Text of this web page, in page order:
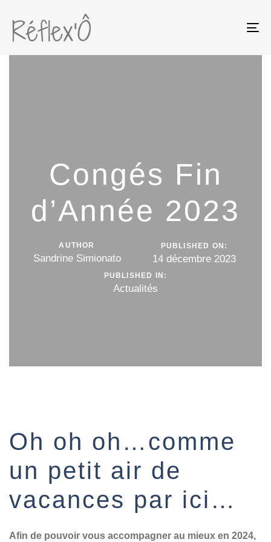
Congés Fin
d’Année 2023
AUTHOR
Sandrine Simionato
PUBLISHED ON:
14 décembre 2023
PUBLISHED IN:
Actualités
Oh oh oh…comme
un petit air de
vacances par ici…
Afin de pouvoir vous accompagner au mieux en 2024,